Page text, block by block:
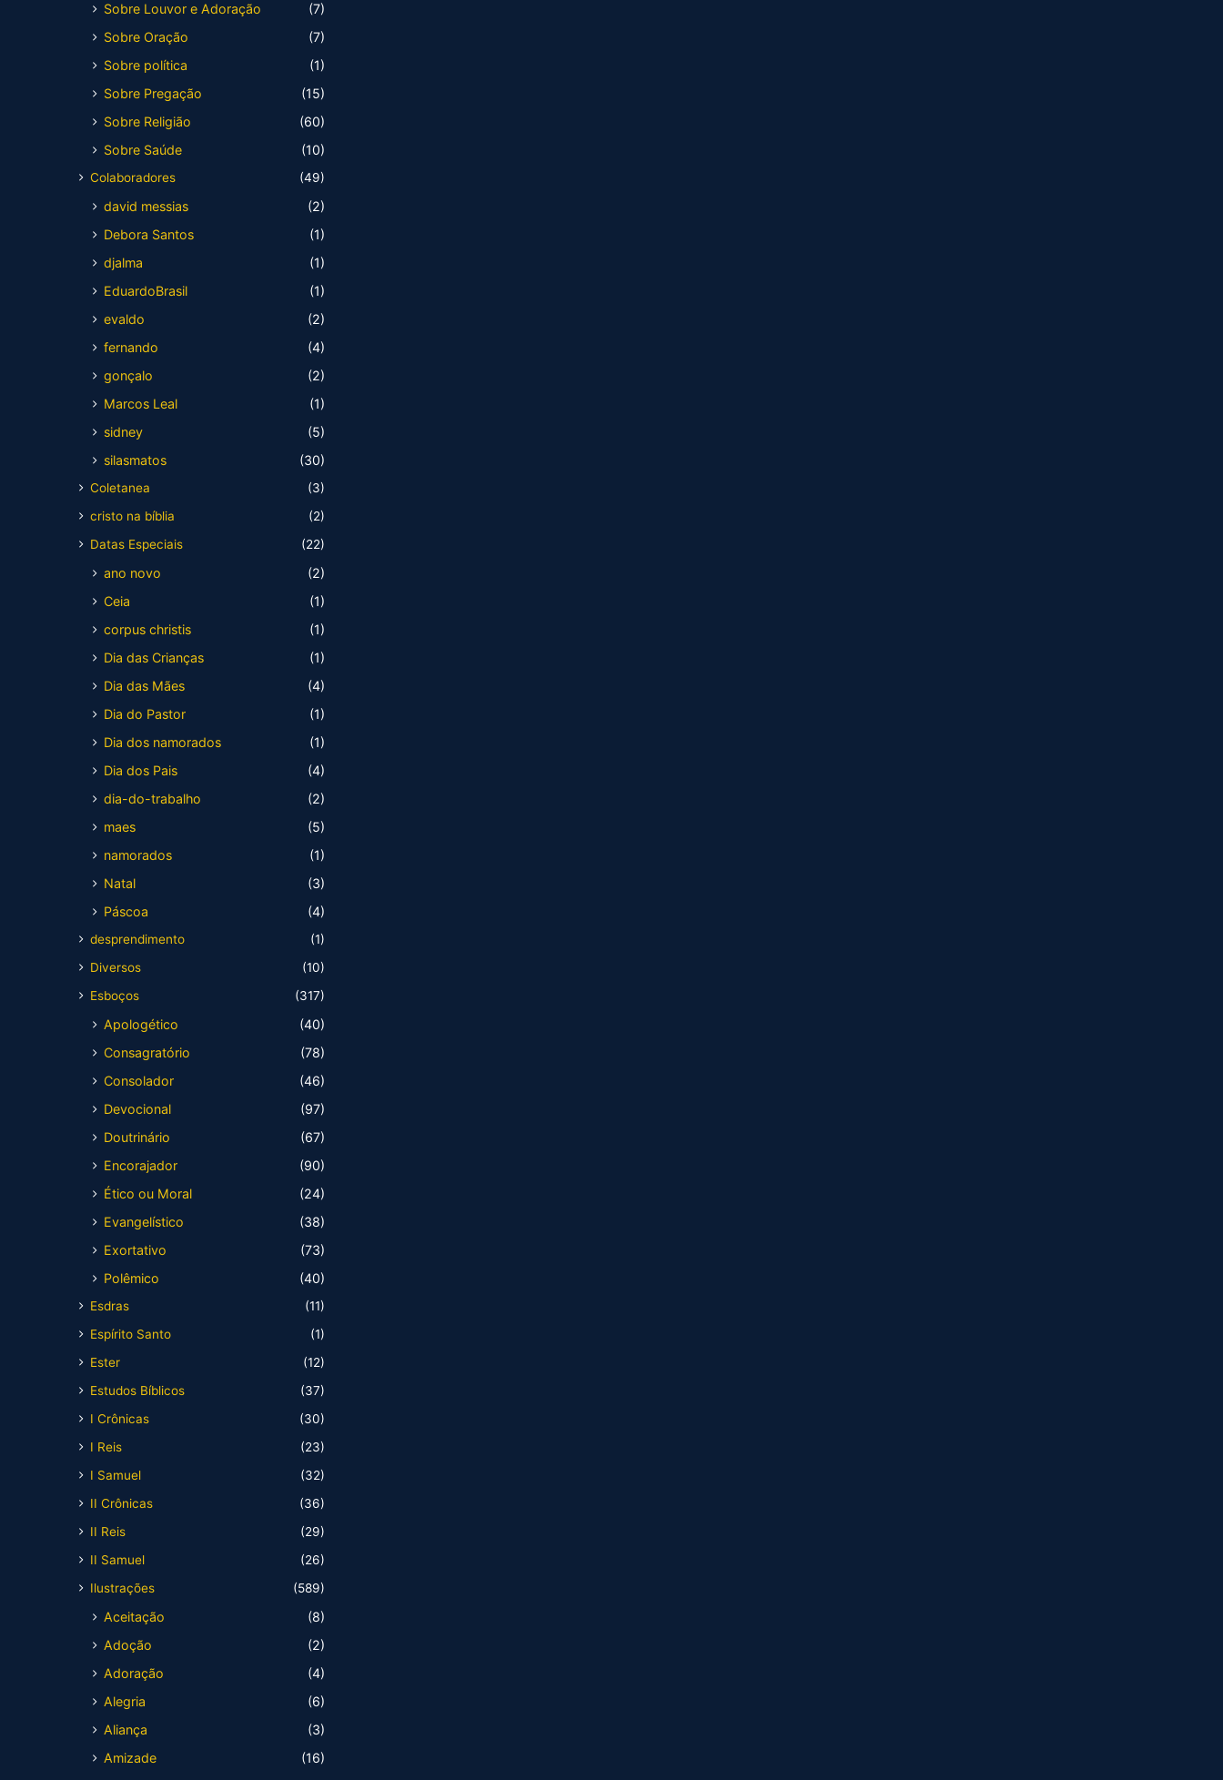
Sobre Louvor e Adoração
(7)
Sobre Oração
(7)
Sobre política
(1)
Sobre Pregação
(15)
Sobre Religião
(60)
Sobre Saúde
(10)
Colaboradores (49)
david messias
(2)
Debora Santos
(1)
djalma
(1)
EduardoBrasil
(1)
evaldo
(2)
fernando
(4)
gonçalo
(2)
Marcos Leal
(1)
sidney
(5)
silasmatos
(30)
Coletanea
(3)
cristo na bíblia
(2)
Datas Especiais
(22)
ano novo
(2)
Ceia
(1)
corpus christis
(1)
Dia das Crianças
(1)
Dia das Mães
(4)
Dia do Pastor
(1)
Dia dos namorados
(1)
Dia dos Pais
(4)
dia-do-trabalho
(2)
maes
(5)
namorados
(1)
Natal
(3)
Páscoa
(4)
desprendimento
(1)
Diversos
(10)
Esboços
(317)
Apologético
(40)
Consagratório
(78)
Consolador
(46)
Devocional
(97)
Doutrinário
(67)
Encorajador
(90)
Ético ou Moral
(24)
Evangelístico
(38)
Exortativo
(73)
Polêmico
(40)
Esdras
(11)
Espírito Santo
(1)
Ester
(12)
Estudos Bíblicos
(37)
I Crônicas
(30)
I Reis
(23)
I Samuel
(32)
II Crônicas
(36)
II Reis
(29)
II Samuel
(26)
Ilustrações
(589)
Aceitação
(8)
Adoção
(2)
Adoração
(4)
Alegria
(6)
Aliança
(3)
Amizade
(16)